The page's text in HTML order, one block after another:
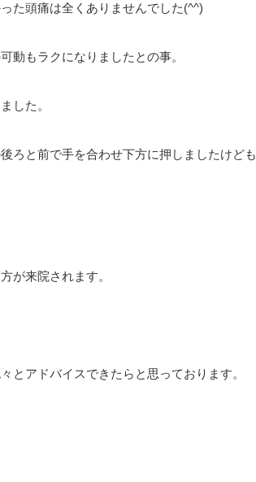
た頭痛は全くありませんでした(^^)
動もラクになりましたとの事。
した。
ろと前で手を合わせ下方に押しましたけど
が来院されます。
とアドバイスできたらと思っております。